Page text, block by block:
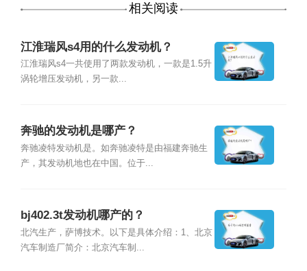
相关阅读
江淮瑞风s4用的什么发动机？
江淮瑞风s4一共使用了两款发动机，一款是1.5升
涡轮增压发动机，另一款...
奔驰的发动机是哪产？
奔驰凌特发动机是。如奔驰凌特是由福建奔驰生
产，其发动机地也在中国。位于...
bj402.3t发动机哪产的？
北汽生产，萨博技术。以下是具体介绍：1、北京
汽车制造厂简介：北京汽车制...